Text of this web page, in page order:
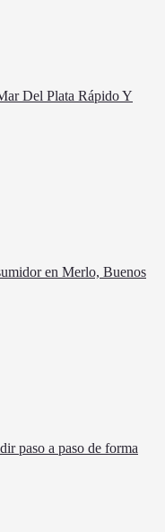
Del Plata Rápido Y
en Merlo, Buenos
paso a paso de forma